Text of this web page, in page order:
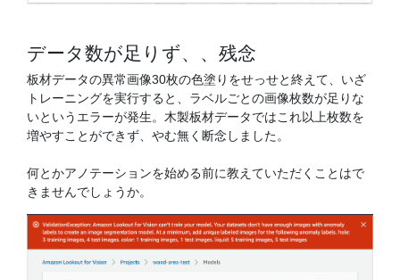
データ数が足りず、、残念
板材データの異常画像30枚の色塗りをせっせと終えて、いざ
トレーニングを実行すると、ラベルごとの画像枚数が足りな
いというエラーが発生。木製板材データではこれ以上枚数を
増やすことができず、やむ無く断念しました。
何とかアノテーションを始める前に教えていただくことはで
きませんでしょうか。